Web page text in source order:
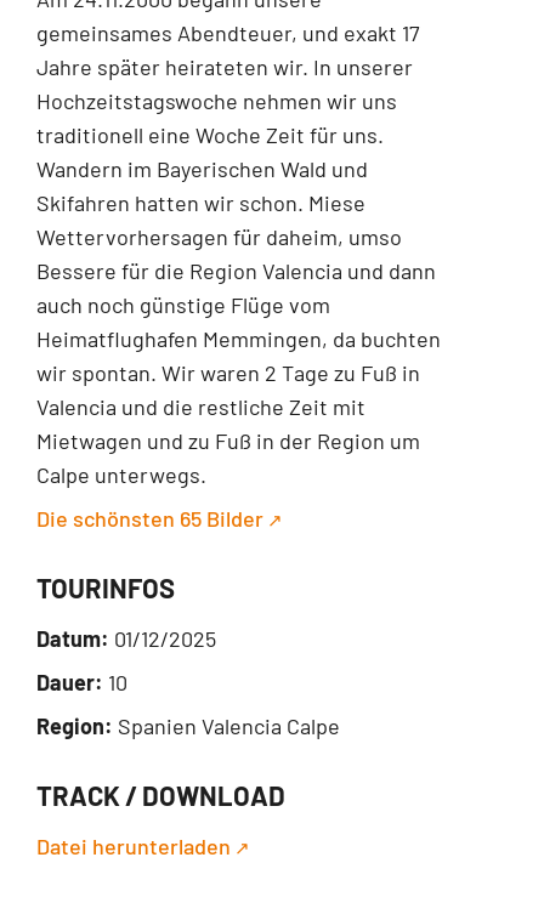
gemeinsames Abendteuer, und exakt 17
Jahre später heirateten wir. In unserer
Hochzeitstagswoche nehmen wir uns
traditionell eine Woche Zeit für uns.
Wandern im Bayerischen Wald und
Skifahren hatten wir schon. Miese
Wettervorhersagen für daheim, umso
Bessere für die Region Valencia und dann
auch noch günstige Flüge vom
Heimatflughafen Memmingen, da buchten
wir spontan. Wir waren 2 Tage zu Fuß in
Valencia und die restliche Zeit mit
Mietwagen und zu Fuß in der Region um
Calpe unterwegs.
Die schönsten 65 Bilder
TOURINFOS
Datum: 01/12/2025
Dauer: 10
Region: Spanien Valencia Calpe
TRACK / DOWNLOAD
Datei herunterladen